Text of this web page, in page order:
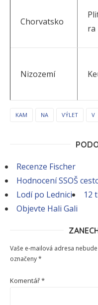
Chorvatsko
ra
Nizozemí
KAM NA VÝLET V
Recenze Fischer
Hodnocení SSOŠ
Lodí po Lednici
12
Objevte Hali Gali
Vaše e-mailová adresa
označeny*
Komentář*